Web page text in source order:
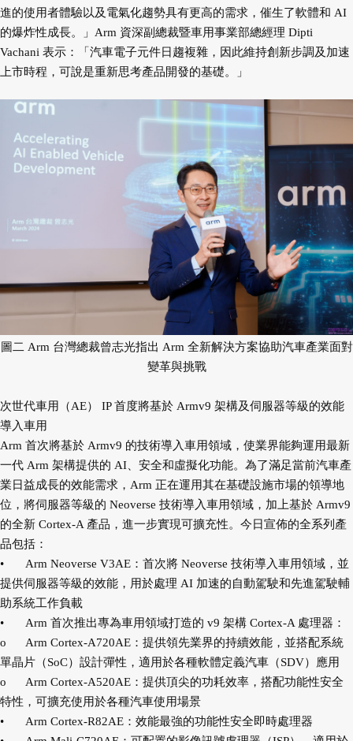
進的使用者體驗以及電氣化趨勢具有更高的需求，催生了軟體和 AI
的爆炸性成長。」Arm 資深副總裁暨車用事業部總經理 Dipti
Vachani 表示：「汽車電子元件日趨複雜，因此維持創新步調及加速
上市時程，可說是重新思考產品開發的基礎。」
圖二 Arm 台灣總裁曾志光指出 Arm 全新解決方案協助汽車產業面對
變革與挑戰
次世代車用（AE） IP 首度將基於 Armv9 架構及伺服器等級的效能
導入車用
Arm 首次將基於 Armv9 的技術導入車用領域，使業界能夠運用最新
一代 Arm 架構提供的 AI、安全和虛擬化功能。為了滿足當前汽車產
業日益成長的效能需求，Arm 正在運用其在基礎設施市場的領導地
位，將伺服器等級的 Neoverse 技術導入車用領域，加上基於 Armv9
的全新 Cortex-A 產品，進一步實現可擴充性。今日宣佈的全系列產
品包括：
•
Arm Neoverse V3AE：首次將 Neoverse 技術導入車用領域，並
提供伺服器等級的效能，用於處理 AI 加速的自動駕駛和先進駕駛輔
助系統工作負載
•
Arm 首次推出專為車用領域打造的 v9 架構 Cortex-A 處理器：
o
Arm Cortex-A720AE：提供領先業界的持續效能，並搭配系統
單晶片（SoC）設計彈性，適用於各種軟體定義汽車（SDV）應用
o
Arm Cortex-A520AE：提供頂尖的功耗效率，搭配功能性安全
特性，可擴充使用於各種汽車使用場景
•
Arm Cortex-R82AE：效能最強的功能性安全即時處理器